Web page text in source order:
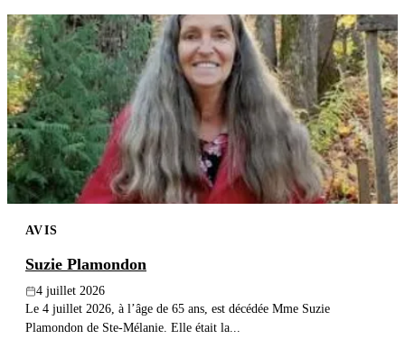
Éternea
Blog
Publier un avis
Recherche
AVIS
Suzie Plamondon
4 juillet 2026
Le 4 juillet 2026, à l’âge de 65 ans, est décédée Mme Suzie
Plamondon de Ste-Mélanie. Elle était la...